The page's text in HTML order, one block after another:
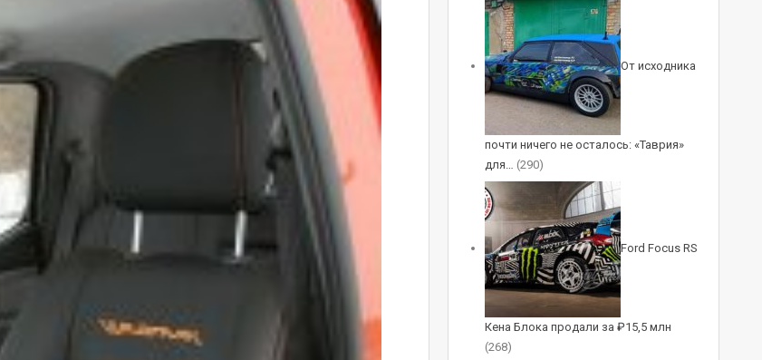
От исходника
почти ничего не осталось: «Таврия»
для… (290)
Ford Focus RS
Кена Блока продали за ₽15,5 млн
(268)